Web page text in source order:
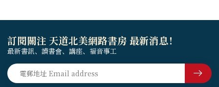
訂閱關注 天道北美網路書房 最新消息！
最新書訊、讀書會、講座、福音事工